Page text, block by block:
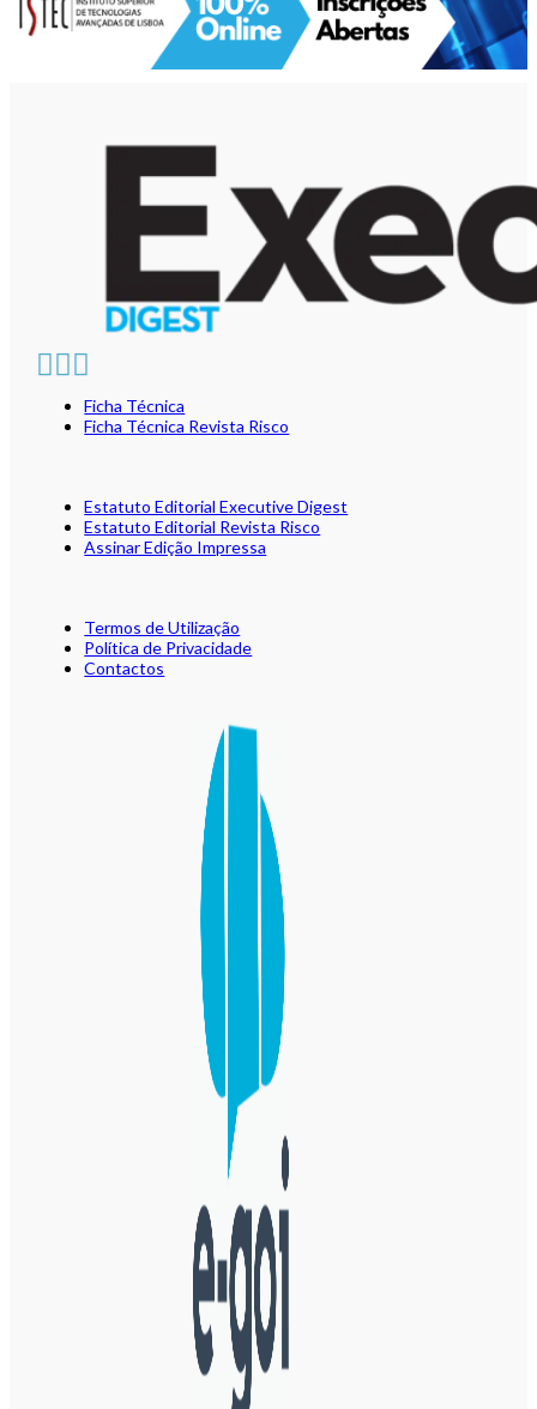
Ficha Técnica
Ficha Técnica Revista Risco
Estatuto Editorial Executive Digest
Estatuto Editorial Revista Risco
Assinar Edição Impressa
Termos de Utilização
Política de Privacidade
Contactos